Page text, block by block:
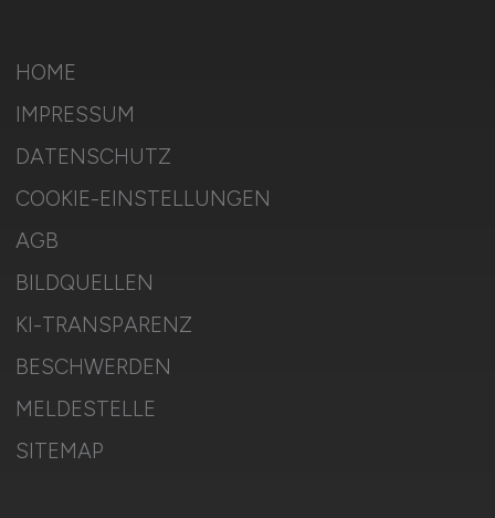
HOME
IMPRESSUM
DATENSCHUTZ
COOKIE-EINSTELLUNGEN
AGB
BILDQUELLEN
KI-TRANSPARENZ
BESCHWERDEN
MELDESTELLE
SITEMAP